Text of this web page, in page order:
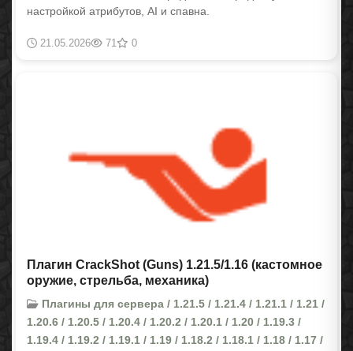
настройкой атрибутов, AI и спавна.
21.05.2026 71 0
Плагин CrackShot (Guns) 1.21.5/1.16 (кастомное
оружие, стрельба, механика)
Плагины для сервера / 1.21.5 / 1.21.4 / 1.21.1 / 1.21 /
1.20.6 / 1.20.5 / 1.20.4 / 1.20.2 / 1.20.1 / 1.20 / 1.19.3 /
1.19.4 / 1.19.2 / 1.19.1 / 1.19 / 1.18.2 / 1.18.1 / 1.18 / 1.17 /